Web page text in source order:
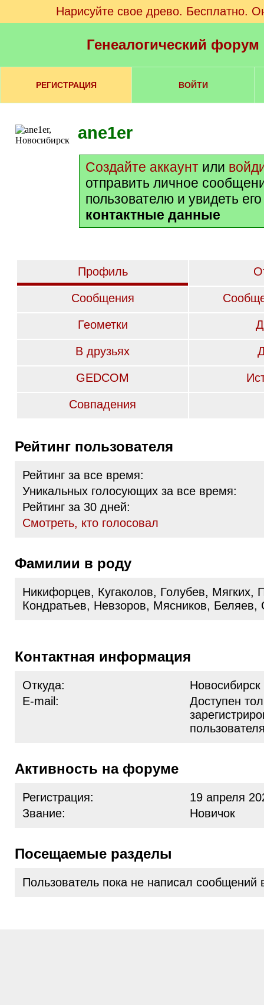
Нарисуйте свое древо. Бесплатно.
Генеалогический
РЕГИСТРАЦИЯ ВОЙТИ
ane1er
Создайте аккаунт или
отправить личное
пользователю и увидеть
контактные данные
Профиль
Сообщения
Геометки
В друзьях
GEDCOM
Совпадения
Рейтинг пользователя
Рейтинг за все время:
Уникальных голосующих за все время:
Рейтинг за 30 дней:
Cмотреть, кто голосовал
Фамилии в роду
Никифорцев, Кугаколов, Голубев, Мягких,
Кондратьев, Невзоров, Мясников, Беляев,
Контактная информация
Откуда:
Новосибирск
E-mail:
Доступен
Активность на форуме
Регистрация:
19 апреля
Звание:
Новичок
Посещаемые разделы
Пользователь пока не написал сообщений